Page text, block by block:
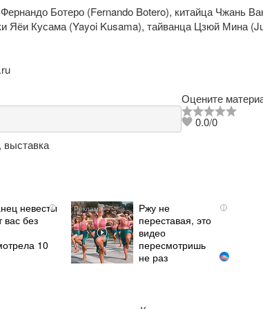
Ботеро (Fernando Botero), китайца Чжань
Яёи Кусама (Yayoi Kusama), тайванца Цзюй Мина
Оцените
0.0/0
, выставка
i
невесты
вас без
10
i
Ржу не
переставая, это
видео
пересмотришь
не раз